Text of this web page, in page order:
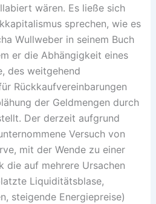
wären. Es ließe sich
sprechen, wie es
Wullweber in seinem Buch
er die Abhängigkeit eines
des weitgehend
Rückkaufvereinbarungen
der Geldmengen durch
Der derzeit aufgrund
Versuch von
mit der Wende zu einer
die auf mehrere Ursachen
Liquiditätsblase,
steigende Energiepreise)